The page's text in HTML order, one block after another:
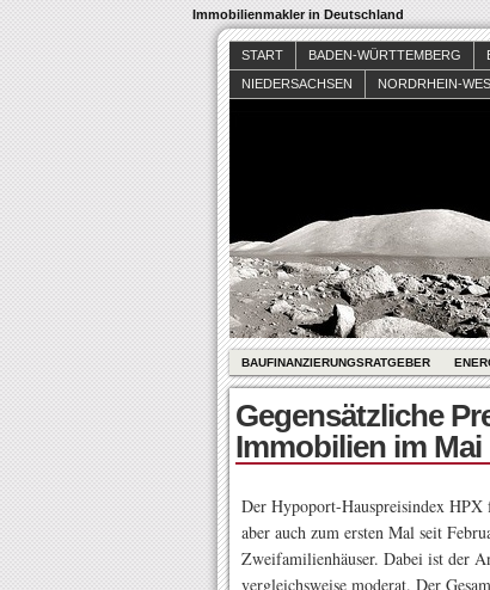
Immobilienmakler in Deutschland
START BADEN-WÜRTTEMBERG
NIEDERSACHSEN
NORDRHEIN-
BAUFINANZIERUNGSRATGEBER
Gegensätzliche
Immobilien im Mai
Der Hypoport-Hauspreisindex
aber auch zum ersten Mal seit
Zweifamilienhäuser. Dabei ist der
vergleichsweise moderat. Der